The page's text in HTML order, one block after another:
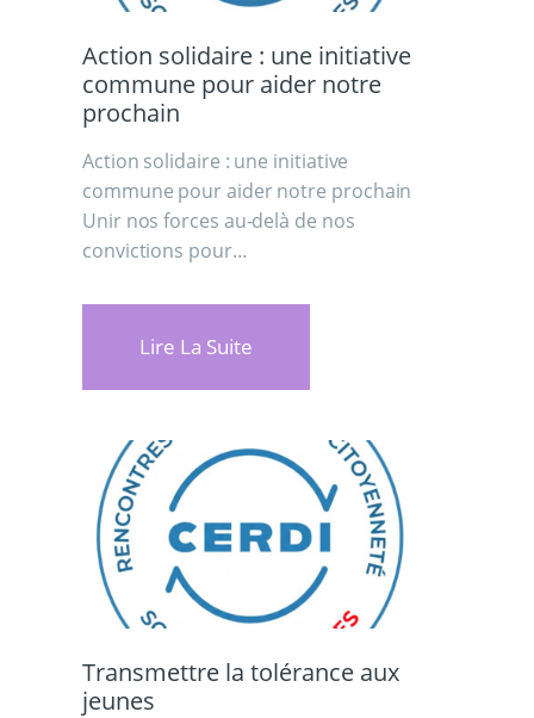
Action solidaire : une initiative
commune pour aider notre
prochain
Action solidaire : une initiative
commune pour aider notre prochain
Unir nos forces au-delà de nos
convictions pour…
Lire La Suite
Transmettre la tolérance aux
jeunes